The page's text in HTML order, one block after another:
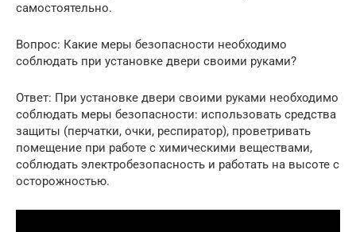
самостоятельно.
Вопрос: Какие меры безопасности необходимо
соблюдать при установке двери своими руками?
Ответ: При установке двери своими руками необходимо
соблюдать меры безопасности: использовать средства
защиты (перчатки, очки, респиратор), проветривать
помещение при работе с химическими веществами,
соблюдать электробезопасность и работать на высоте с
осторожностью.